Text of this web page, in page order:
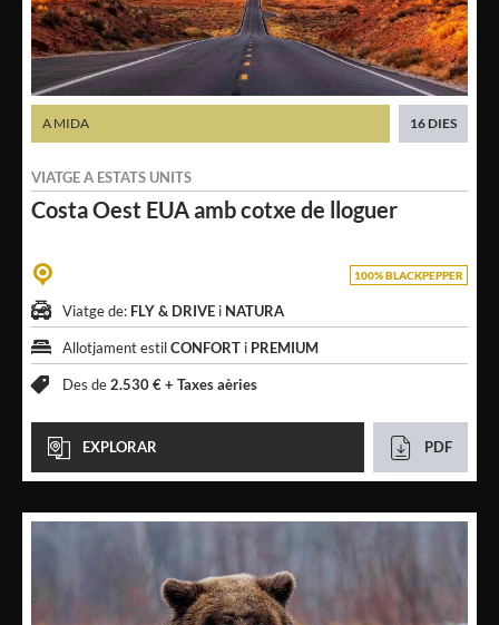
Costa Oest EUAamb cotxe de lloguer
VIATGE A ESTATS UNITS
A MIDA 16 DIES
100% BLACKPEPPER
Viatge de: FLY & DRIVE i NATURA
Allotjament estilCONFORT i PREMIUM
Des de2.530 € + Taxes aèries
EXPLORAR PDF